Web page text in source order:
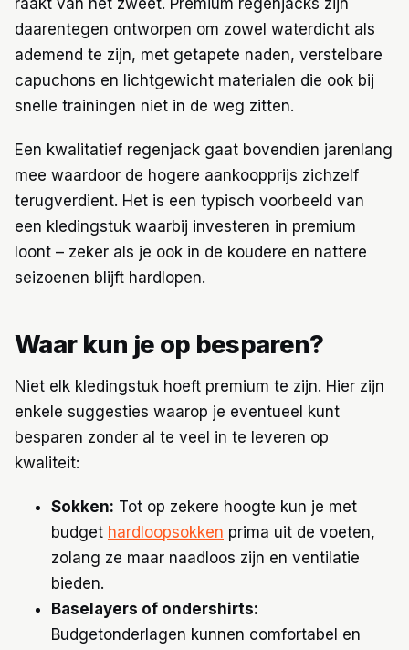
daarentegen ontworpen om zowel waterdicht als
ademend te zijn, met getapete naden, verstelbare
capuchons en lichtgewicht materialen die ook bij
snelle trainingen niet in de weg zitten.
Een kwalitatief regenjack gaat bovendien jarenlang
mee waardoor de hogere aankoopprijs zichzelf
terugverdient. Het is een typisch voorbeeld van
een kledingstuk waarbij investeren in premium
loont – zeker als je ook in de koudere en nattere
seizoenen blijft hardlopen.
Waar kun je op besparen?
Niet elk kledingstuk hoeft premium te zijn. Hier zijn
enkele suggesties waarop je eventueel kunt
besparen zonder al te veel in te leveren op
kwaliteit:
Sokken: Tot op zekere hoogte kun je met
budget hardloopsokken prima uit de voeten,
zolang ze maar naadloos zijn en ventilatie
bieden.
Baselayers of ondershirts:
Budgetonderlagen kunnen comfortabel en